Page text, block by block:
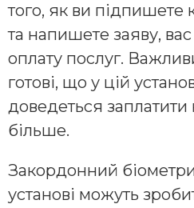
того, як ви підпишете
та напишете заяву,
оплату послуг.
готові, що у цій
доведеться
більше.
Закордонний
установі можуть